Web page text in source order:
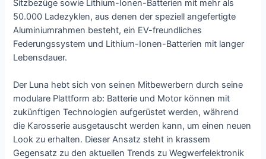
Sitzbezüge sowie Lithium-Ionen-Batterien mit mehr als
50.000 Ladezyklen, aus denen der speziell angefertigte
Aluminiumrahmen besteht, ein EV-freundliches
Federungssystem und Lithium-Ionen-Batterien mit langer
Lebensdauer.
Der Luna hebt sich von seinen Mitbewerbern durch seine
modulare Plattform ab: Batterie und Motor können mit
zukünftigen Technologien aufgerüstet werden, während
die Karosserie ausgetauscht werden kann, um einen neuen
Look zu erhalten. Dieser Ansatz steht in krassem
Gegensatz zu den aktuellen Trends zu Wegwerfelektronik